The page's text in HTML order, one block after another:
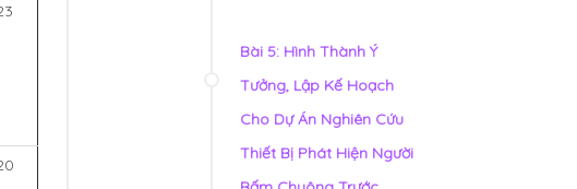
Bài 5: Hình Thành Ý
Tưởng, Lập Kế Hoạch
Cho Dự Án Nghiên Cứu
Thiết Bị Phát Hiện Người